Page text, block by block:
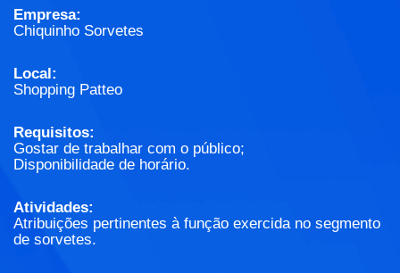
Empresa:
Chiquinho Sorvetes
Local:
Shopping Patteo
Requisitos:
Gostar de trabalhar com o público;
Disponibilidade de horário.
Atividades:
Atribuições pertinentes à função exercida no segmento
de sorvetes.